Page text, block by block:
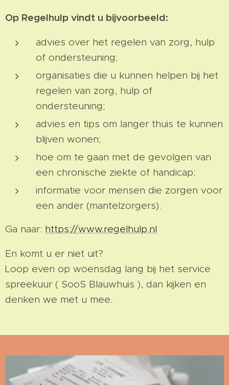
Op Regelhulp vindt u bijvoorbeeld:
advies over het regelen van zorg, hulp
of ondersteuning;
organisaties die u kunnen helpen bij het
regelen van zorg, hulp of
ondersteuning;
advies en tips om langer thuis te kunnen
blijven wonen;
hoe om te gaan met de gevolgen van
een chronische ziekte of handicap;
informatie voor mensen die zorgen voor
een ander (mantelzorgers).
Ga naar: https://www.regelhulp.nl
En komt u er niet uit?
Loop even op woensdag lang bij het service
spreekuur ( SooS Blauwhuis ), dan kijken en
denken we met u mee.